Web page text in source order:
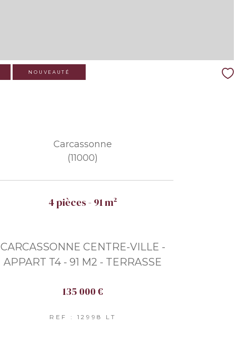
NOUVEAUTÉ
Carcassonne
(11000)
4 pièces - 91 m²
CARCASSONNE CENTRE-VILLE -
APPART T4 - 91 M2 - TERRASSE
135 000 €
REF : 12998 LT